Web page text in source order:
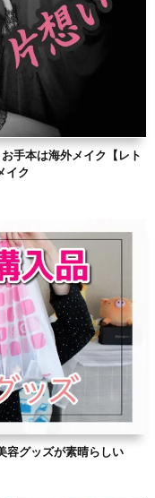
本は海外メイク【レト
イク
容グッズが素晴らしい